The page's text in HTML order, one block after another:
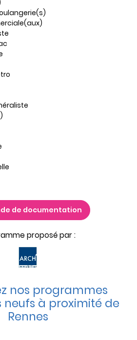
de documentation
proposé par :
nos programmes
neufs à proximité de
Rennes